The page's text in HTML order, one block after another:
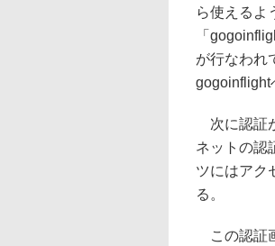
ら使えるよ
「
が行なわれ
gogoinflight
次に認証
ネットの認
ツにはアク
る。
この認証